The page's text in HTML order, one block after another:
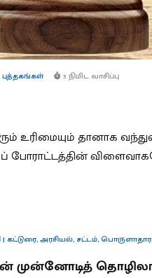
புத்தகங்கள் 5 நிமிட வாசிப்பு
உரிமையும் தானாக
போராட்டத்தின்
| கட்டுரை,அரசியல், சட்டம்,
முன்னோடித்